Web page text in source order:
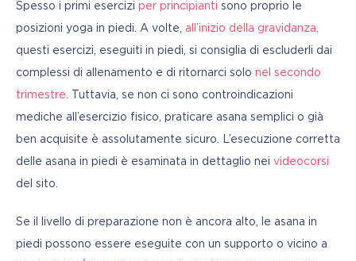
Spesso i primi esercizi per principianti sono proprio le
posizioni yoga in piedi. A volte, all’inizio della gravidanza
questi esercizi, eseguiti in piedi, si consiglia di escluderli dai
complessi di allenamento e di ritornarci solo nel secondo
trimestre . Tuttavia, se non ci sono controindicazioni
mediche all’esercizio fisico, praticare asana semplici o già
ben acquisite è assolutamente sicuro. L’esecuzione corretta
delle asana in piedi è esaminata in dettaglio nei videocorsi
del sito.
Se il livello di preparazione non è ancora alto, le asana in
piedi possono essere eseguite con un supporto o vicino a